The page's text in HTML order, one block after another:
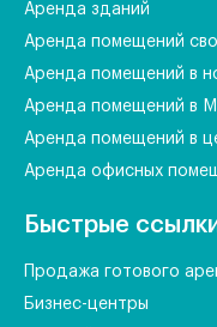
Аренда зданий
Аренда помещений
Аренда помещений в
Аренда помещений в
Аренда помещений в
Аренда офисных
Быстрые
Продажа готового
Бизнес-центры